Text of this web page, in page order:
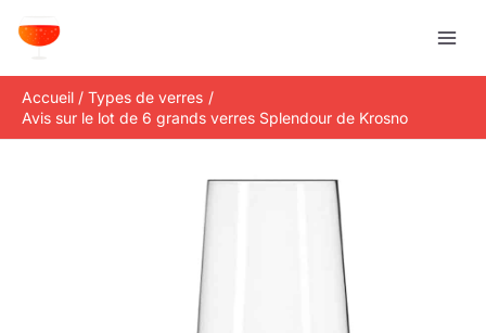
Accueil
Types de verres
Avis sur le lot de 6 grands verres Splendour de Krosno
e
c
h
e